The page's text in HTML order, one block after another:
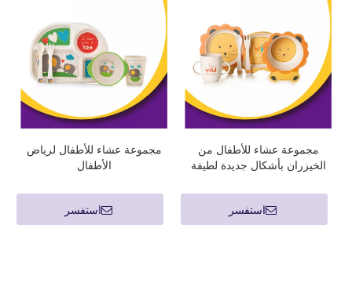
مجموعة عشاء للأطفال من
الخيزران بأشكال جديدة لطيفة
استفسر
مجموعة عشاء للأطفال لرياض
الأطفال
استفسر